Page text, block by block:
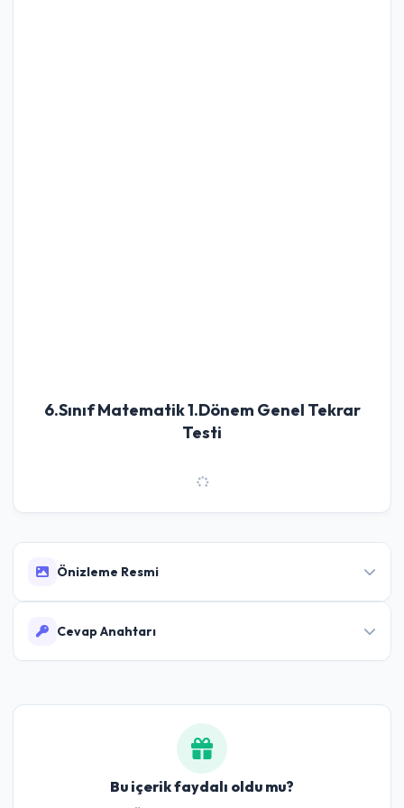
6.Sınıf Matematik 1.Dönem Genel Tekrar
Testi
Önizleme Resmi
Cevap Anahtarı
11-D 12-D 13-D 14-C 15-D 16-B 17-D 18-B 19-D 20-D 21-
C 22-D 23-C 24-D 25-C 26-C 27-B 28-B 29-A 30-C 31-
B 32-C 33-B 34-D 35-A 36-C 37-B 38-D 39-D 40-D
41-C 42-A 43-D 44-D 45-B 46-C 47-D 48-D 49-C 50-A
51-D 52-A 53-D 54-C 55-C 56-D 57-C 58-C 59-C 60-C
Bu içerik faydalı oldu mu?